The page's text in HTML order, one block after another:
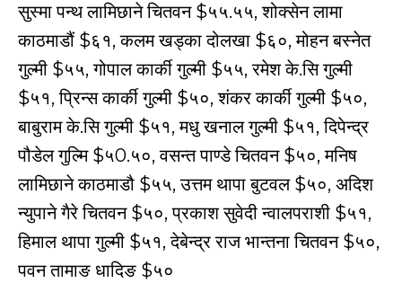
सुस्मा पन्थ लामिछाने चितवन $५५.५५, शोक्सेन लामा
काठमाडौं $६१, कलम खड्का दोलखा $६०, मोहन बस्नेत
गुल्मी $५५, गोपाल कार्की गुल्मी $५५, रमेश के.सि गुल्मी
$५१, प्रिन्स कार्की गुल्मी $५०, शंकर कार्की गुल्मी $५०,
बाबुराम के.सि गुल्मी $५१, मधु खनाल गुल्मी $५१, दिपेन्द्र
पौडेल गुल्मि $५0.५०, वसन्त पाण्डे चितवन $५०, मनिष
लामिछाने काठमाडौ $५५, उत्तम थापा बुटवल $५०, अदिश
न्युपाने गैरे चितवन $५०, प्रकाश सुवेदी न्वालपराशी $५१,
हिमाल थापा गुल्मी $५१, देबेन्द्र राज भान्तना चितवन $५०,
पवन तामाङ धादिङ $५०